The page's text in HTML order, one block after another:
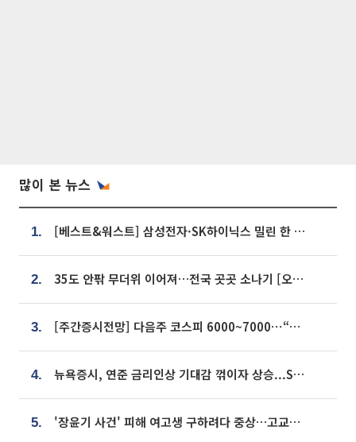
많이 본 뉴스
1. [베스트&워스트] 삼성전자·SK하이닉스 밀린 한 주…상상인증권은 85% 급등
2. 35도 안팎 무더위 이어져…전국 곳곳 소나기 [오늘 날씨]
3. [주간증시전망] 다음주 코스피 6000~7000⋯“外人 수급은 정책이 변수”
4. 뉴욕증시, 연준 금리인상 기대감 꺾이자 상승...S&P500 사상 최고치 [종합]
5. '장윤기 사건' 피해 여고생 구하려다 중상…고교생 의상자 지정